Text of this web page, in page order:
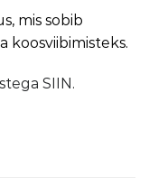
mis sobib
koosviibimisteks.
SIIN.